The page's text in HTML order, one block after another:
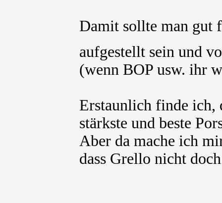
Damit sollte man gut
aufgestellt sein und
(wenn BOP usw. ihr
Erstaunlich finde ich,
stärkste und beste
Aber da mache ich
dass Grello nicht